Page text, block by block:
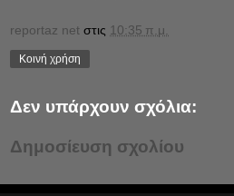
reportaz net στις 10:35 π.μ.
Κοινή χρήση
Δεν υπάρχουν σχόλια:
Δημοσίευση σχολίου